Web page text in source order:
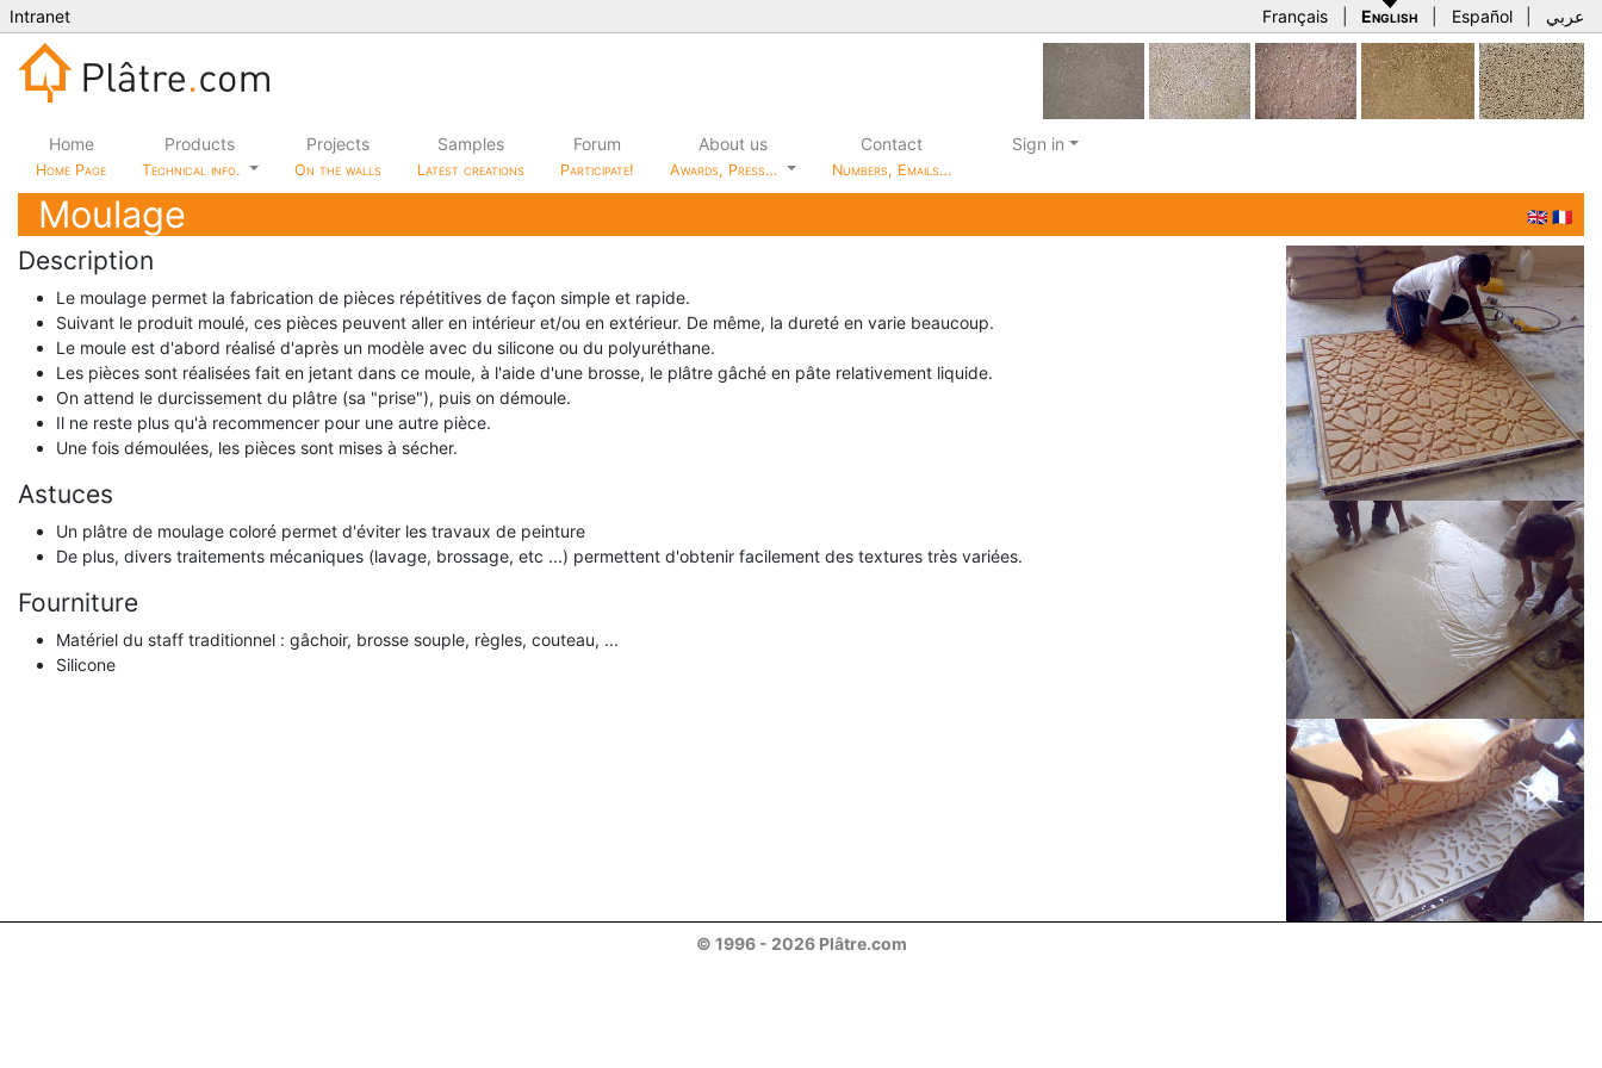
Intranet Français English Español عربي
Home
Home Page
Products
Technical info.
Projects
On the walls
Samples
Latest creations
Forum
Participate!
About us
Awards, Press…
Contact
Numbers, Emails…
Sign in
Moulage 🇬🇧 🇫🇷
Description
Le moulage permet la fabrication de pièces répétitives de façon simple et rapide.
Suivant le produit moulé, ces pièces peuvent aller en intérieur et/ou en extérieur. De même, la dureté en varie beaucoup.
Le moule est d'abord réalisé d'après un modèle avec du silicone ou du polyuréthane.
Les pièces sont réalisées fait en jetant dans ce moule, à l'aide d'une brosse, le plâtre gâché en pâte relativement liquide.
On attend le durcissement du plâtre (sa "prise"), puis on démoule.
Il ne reste plus qu'à recommencer pour une autre pièce.
Une fois démoulées, les pièces sont mises à sécher.
Astuces
Un plâtre de moulage coloré permet d'éviter les travaux de peinture
De plus, divers traitements mécaniques (lavage, brossage, etc ...) permettent d'obtenir facilement des textures très variées.
Fourniture
Matériel du staff traditionnel : gâchoir, brosse souple, règles, couteau, ...
Silicone
© 1996 - 2026 Plâtre.com